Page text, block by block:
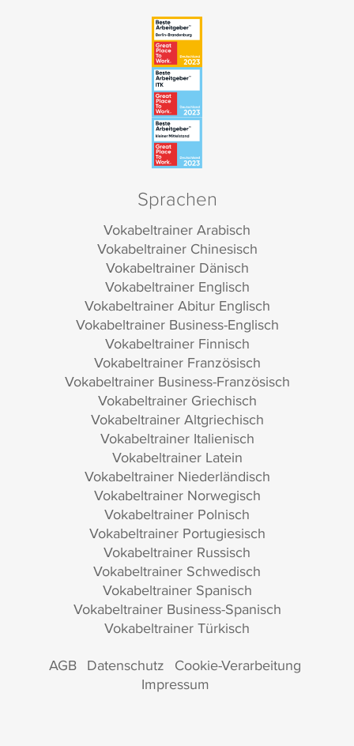
Sprachen
Vokabeltrainer Arabisch
Vokabeltrainer Chinesisch
Vokabeltrainer Dänisch
Vokabeltrainer Englisch
Vokabeltrainer Abitur Englisch
Vokabeltrainer Business-Englisch
Vokabeltrainer Finnisch
Vokabeltrainer Französisch
Vokabeltrainer Business-Französisch
Vokabeltrainer Griechisch
Vokabeltrainer Altgriechisch
Vokabeltrainer Italienisch
Vokabeltrainer Latein
Vokabeltrainer Niederländisch
Vokabeltrainer Norwegisch
Vokabeltrainer Polnisch
Vokabeltrainer Portugiesisch
Vokabeltrainer Russisch
Vokabeltrainer Schwedisch
Vokabeltrainer Spanisch
Vokabeltrainer Business-Spanisch
Vokabeltrainer Türkisch
AGB Datenschutz Cookie-Verarbeitung
Impressum